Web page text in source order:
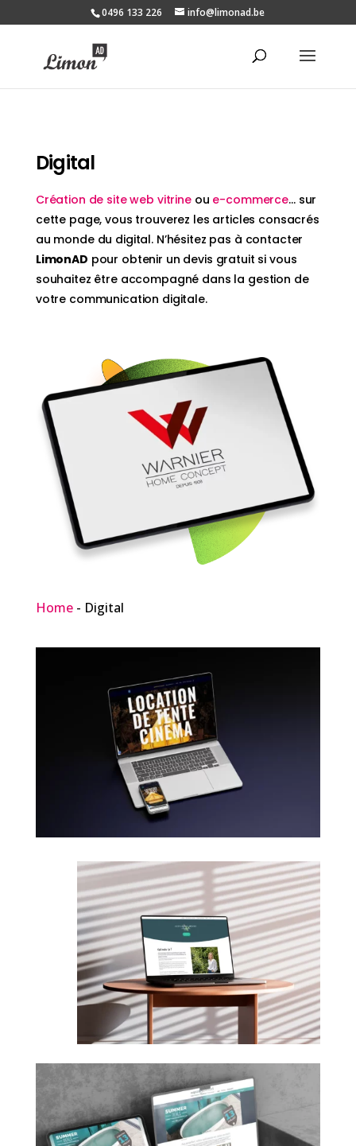
0496 133 226 info@limonad.be
Digital
Création de site web vitrineou e-commerce… sur
cette page, vous trouverez les articles consacrés
au monde du digital. N’hésitez pas à contacter
LimonAD pour obtenir un devis gratuit si vous
souhaitez être accompagné dans la gestion de
votre communication digitale.
Home- Digital